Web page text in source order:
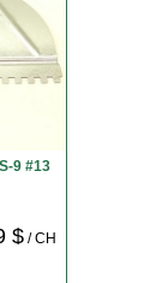
9 #13
$/ CH